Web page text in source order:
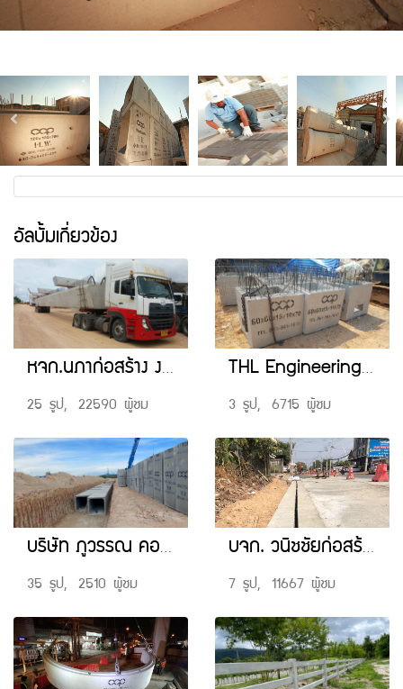
อัลบั้มเกี่ยวข้อง
หจก.นภาก่อสร้าง งานโครงการทางหลวงหมายเลข 7 พัทยา-มาบตาพุด ตอน 12,13
25 รูป, 22590 ผู้ชม
THL Engineering หน่วยงาน Makro
3 รูป, 6715 ผู้ชม
บริษัท ภูวรรณ คอนสตรัคชั่นแอนด์ดีไซน์ จำกัด โครงการ โครงการ WHT หนองละลอก No.4 STA.3
35 รูป, 2510 ผู้ชม
บจก. วนิชชัยก่อสร้าง
7 รูป, 11667 ผู้ชม